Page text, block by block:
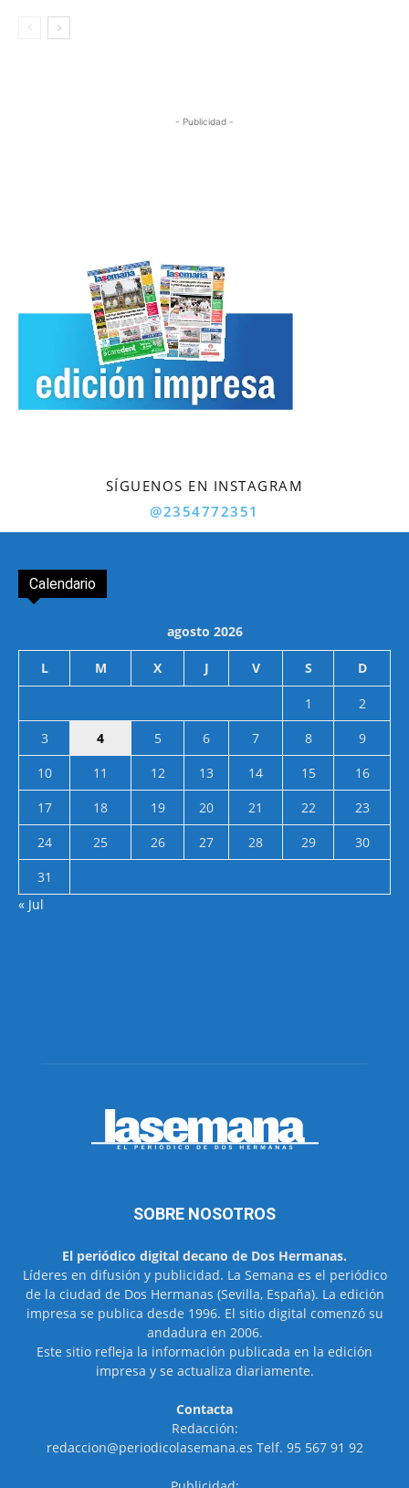
- Publicidad -
SÍGUENOS EN INSTAGRAM
@2354772351
Calendario
agosto 2026
L M X J V S D
1
2
3
4 5 6 7 8
9
10
11 12 13 14 15
16
17
18 19 20 21 22
23
24
25 26 27 28 29
30
31
« Jul
SOBRE NOSOTROS
El periódico digital decano de Dos Hermanas.
Líderes en difusión y publicidad. La Semana es el periódico
de la ciudad de Dos Hermanas (Sevilla, España). La edición
impresa se publica desde 1996. El sitio digital comenzó su
andadura en 2006.
Este sitio refleja la información publicada en la edición
impresa y se actualiza diariamente.
Contacta
Redacción:
redaccion@periodicolasemana.es Telf. 95 567 91 92